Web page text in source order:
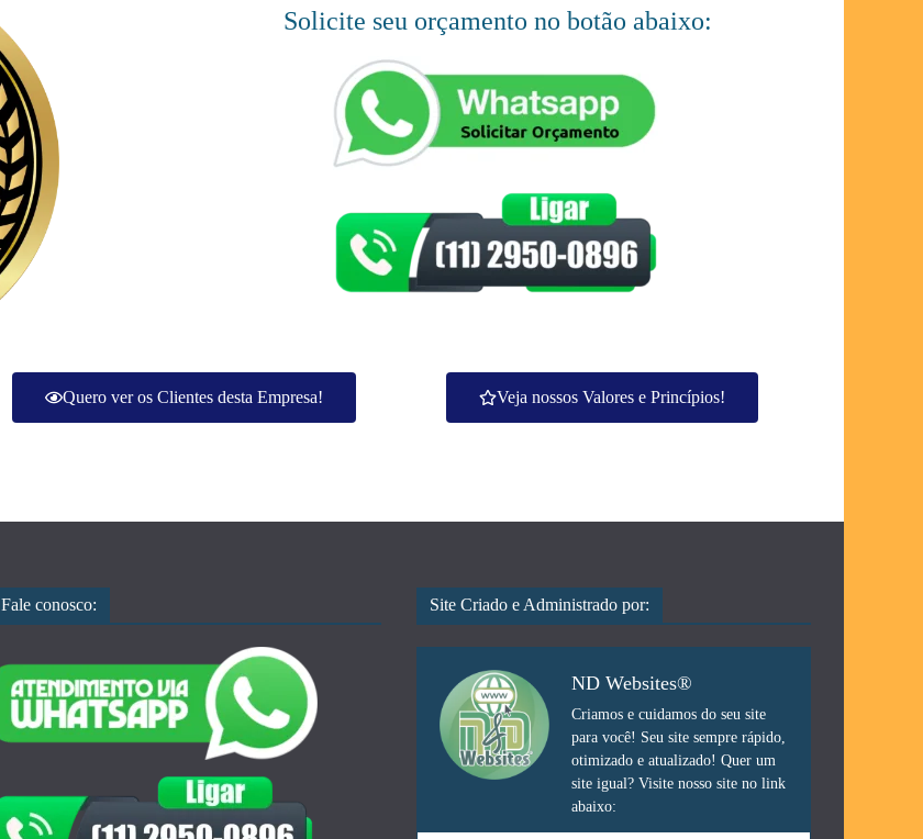
Solicite seu orçamento no botão abaixo:
Quero ver os Clientes desta Empresa! Veja nossos Valores e Princípios!
Fale conosco: Site Criado e Administrado por:
ND Websites®
Criamos e cuidamos do seu site
para você! Seu site sempre rápido,
otimizado e atualizado! Quer um
site igual? Visite nosso site no link
abaixo: